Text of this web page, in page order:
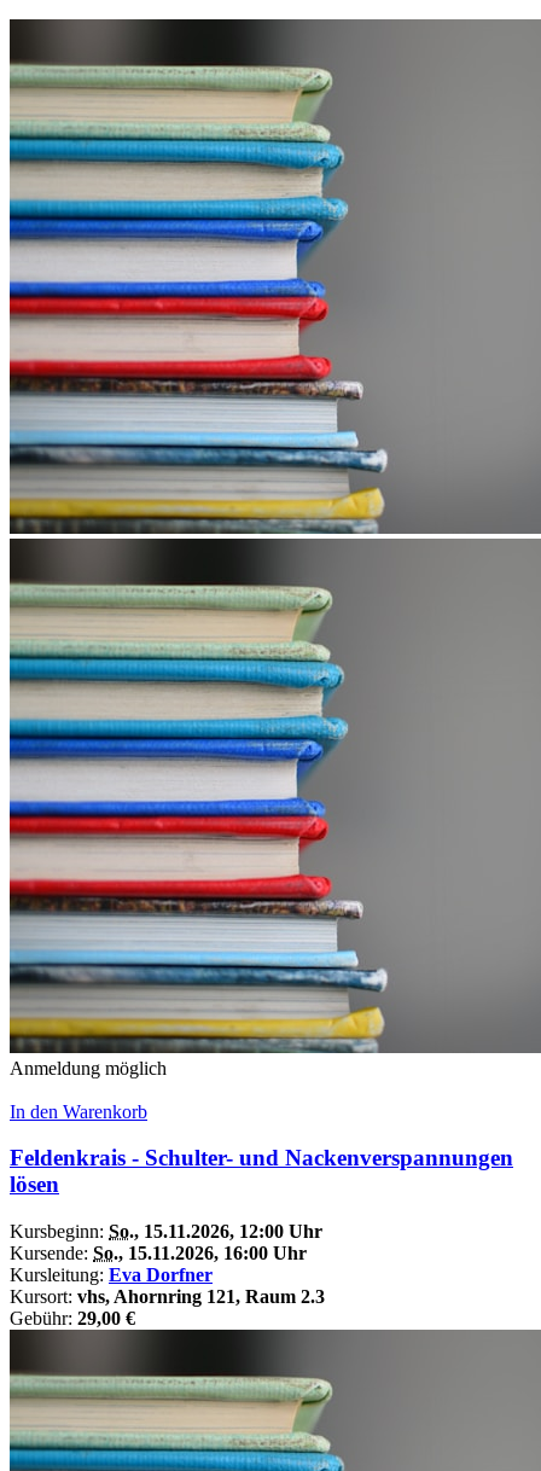
Anmeldung möglich
In den Warenkorb
Feldenkrais - Schulter- und Nackenverspannungen
lösen
Kursbeginn: So., 15.11.2026, 12:00 Uhr
Kursende: So., 15.11.2026, 16:00 Uhr
Kursleitung: Eva Dorfner
Kursort: vhs, Ahornring 121, Raum 2.3
Gebühr: 29,00 €